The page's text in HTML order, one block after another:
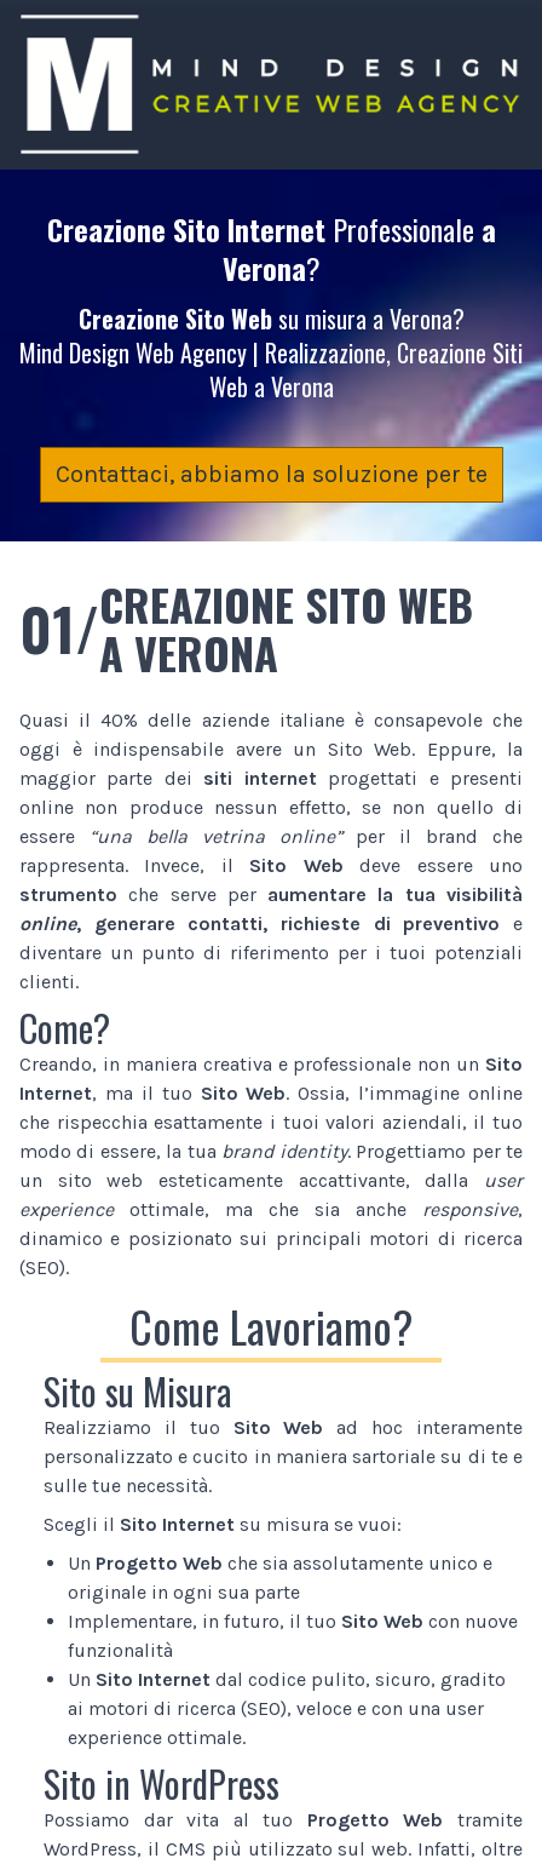
Creazione Sito InternetProfessionale a
Verona?
Creazione Sito Websu misura a Verona?
Mind Design Web Agency | Realizzazione, Creazione Siti
Web a Verona
Contattaci, abbiamo la soluzione per te
01/CREAZIONE SITO WEB
A VERONA
Quasi il 40% delle aziende italiane è consapevole che
oggi è indispensabile avere un Sito Web. Eppure, la
maggior parte dei siti internet progettati e presenti
online non produce nessun effetto, se non quello di
essere
“una bella vetrina online”per il brand che
rappresenta. Invece, il Sito Web deve essere uno
strumento che serve per aumentare la tua visibilità
online, generare contatti, richieste di preventivo e
diventare un punto di riferimento per i tuoi potenziali
clienti.
Come?
Creando, in maniera creativa e professionale non un Sito
Internet, ma il tuo Sito Web. Ossia, l’immagine online
che rispecchia esattamente i tuoi valori aziendali, il tuo
modo di essere, la tua brand identity. Progettiamo per te
un sito web esteticamente accattivante, dalla
user
experienceottimale, ma che sia anche responsive,
dinamico e posizionato sui principali motori di ricerca
(SEO).
Come Lavoriamo?
Sito su Misura
Realizziamo il tuo Sito Web ad hoc interamente
personalizzato e cucito in maniera sartoriale su di te e
sulle tue necessità.
Scegli il Sito Internet su misura se vuoi:
Un Progetto Web che sia assolutamente unico e
originale in ogni sua parte
Implementare, in futuro, il tuo Sito Web con nuove
funzionalità
Un Sito Internet dal codice pulito, sicuro, gradito
ai motori di ricerca (SEO), veloce e con una user
experience ottimale.
Sito in WordPress
Possiamo dar vita al tuo Progetto Web tramite
WordPress, il CMS più utilizzato sul web. Infatti, oltre